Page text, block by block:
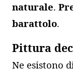
naturale.
barattolo.
Pittura
Ne esistono